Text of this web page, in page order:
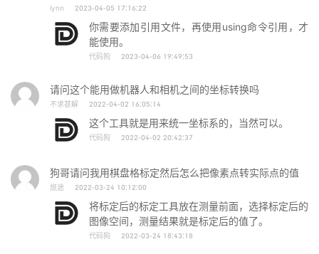
lynn 2023-04-05 17:16:22
你需要添加引用文件，再使用using命令引用，才
能使用。
代码狗 2023-04-06 19:49:53
请问这个能用做机器人和相机之间的坐标转换吗
不求甚解 2022-04-02 16:05:14
这个工具就是用来统一坐标系的，当然可以。
代码狗 2022-04-02 20:42:37
狗哥请问我用棋盘格标定然后怎么把像素点转实际点的值
旅途 2022-03-24 10:12:00
将标定后的标定工具放在测量前面，选择标定后的
图像空间，测量结果就是标定后的值了。
代码狗 2022-03-24 18:43:18